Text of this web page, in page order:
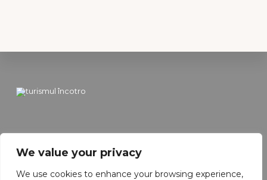
We value your privacy
We use cookies to enhance your browsing experience,